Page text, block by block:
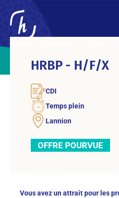
HRBP - H/F/X
CDI
Temps plein
Lannion
OFFRE POURVUE
Vous avez un attrait pour les